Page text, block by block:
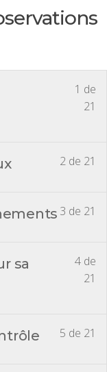
1 de
21
2 de 21
3 de 21
4 de
21
sa
5 de 21